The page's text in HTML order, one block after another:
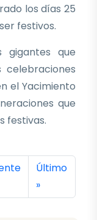
los días 25
festivos.
gigantes que
el Yacimiento
que
festivas.
página
Última
Último
»